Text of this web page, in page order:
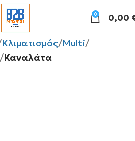
0 0,00
Κλιματισμός Multi
Καναλάτα